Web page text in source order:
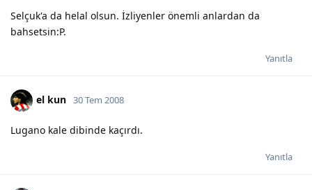
Selçuk'a da helal olsun. İzliyenler önemli anlardan da
bahsetsin:P.
Yanıtla
el kun 30 Tem 2008
Lugano kale dibinde kaçırdı.
Yanıtla